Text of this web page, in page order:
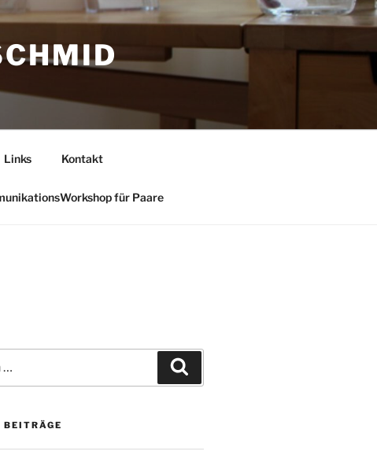
Links Kontakt
für Paare
BEITRÄGE